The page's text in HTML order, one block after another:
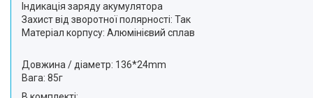
Індикація заряду акумулятора
Захист від зворотної полярності: Так
Матеріал корпусу: Алюмінієвий сплав
Довжина / діаметр: 136*24mm
Вага: 85г